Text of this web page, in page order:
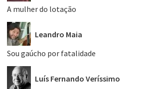
A mulher do lotação
Leandro Maia
Sou gaúcho por fatalidade
Luís Fernando Veríssimo